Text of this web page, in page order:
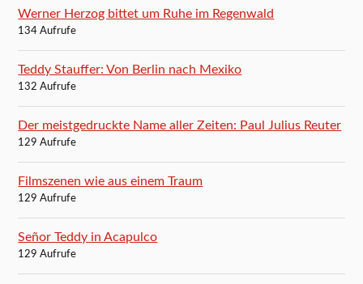
Werner Herzog bittet um Ruhe im Regenwald
134 Aufrufe
Teddy Stauffer: Von Berlin nach Mexiko
132 Aufrufe
Der meistgedruckte Name aller Zeiten: Paul Julius Reuter
129 Aufrufe
Filmszenen wie aus einem Traum
129 Aufrufe
Señor Teddy in Acapulco
129 Aufrufe